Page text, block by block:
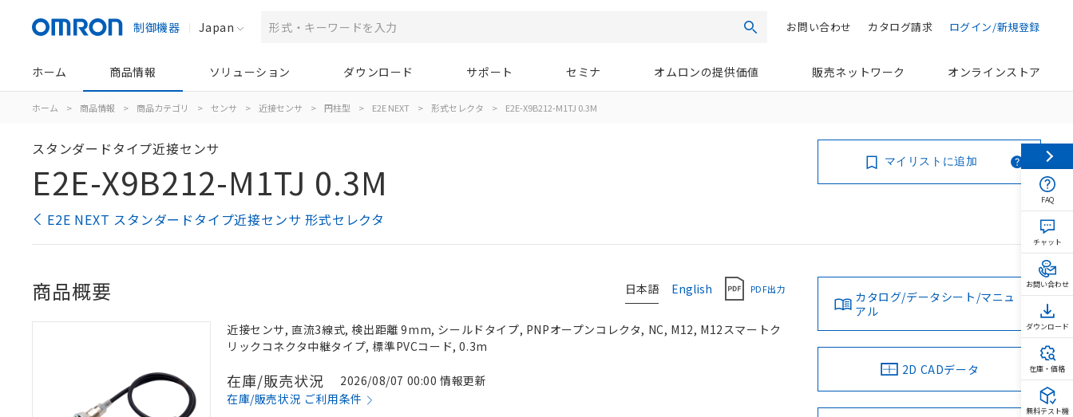
制御機器 Japan 検索 ログイン/新規登録
カタログ請求
お問い合わせ
ホーム 商品情報 ソリューション ダウンロード サポート セミナ オムロンの提供価値 販売ネットワーク オンラインストア
ホーム > 商品情報 > 商品カテゴリ > センサ > 近接センサ > 円柱型 > E2E NEXT > 形式セレクタ > E2E-X9B212-M1TJ 0.3M
スタンダードタイプ近接センサ
E2E-X9B212-M1TJ 0.3M
E2E NEXT スタンダードタイプ近接センサ 形式セレクタ
マイリストに追加
日本語 English PDF出力
商品概要
近接センサ, 直流3線式, 検出距離 9mm, シールドタイプ, PNPオープンコレクタ, NC, M12, M12スマートク
リックコネクタ中継タイプ, 標準PVCコード, 0.3m
在庫/販売状況
2026/08/07 00:00 情報更新
在庫/販売状況 ご利用条件
カタログ/データシート/マニュ
アル
2D CADデータ
FAQ
チャット
お問い合わせ
ダウンロード
在庫・価格
無料テスト機